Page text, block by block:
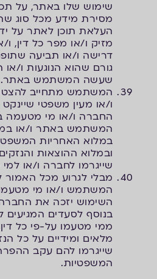
שימוש שלו באתר, על
מסירת מידע מכל סוג
העלאת תוכן לאתר על
מזיק ו/או מפר כל דין,
דרישה ו/או תביעה
גורם שהוא הנוגעות ו/
שעשה המשתמש באתר.
המשתמש מתחייב
ו/או מעין משפטי
החברה ו/או מי מטעמה
המשתמש באתר ו/או
במלוא האחריות
ובמלוא ההוצאות
שייגרמו לחברה ו/או
מבלי לגרוע מכל
המשתמש ו/או מי
השימוש יזכה את
בנוסף לסעדים
ממי מטעמו על-פי כל דין,
מלאים ומידיים על כל
שייגרמו להם עקב
המשפטיות.